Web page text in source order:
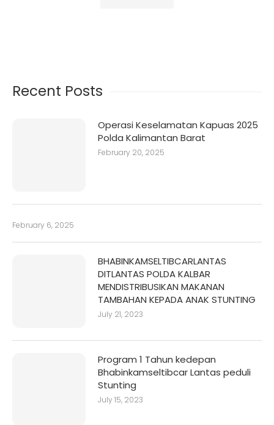
Recent Posts
Operasi Keselamatan Kapuas 2025
Polda Kalimantan Barat
February 20, 2025
February 6, 2025
BHABINKAMSELTIBCARLANTAS
DITLANTAS POLDA KALBAR
MENDISTRIBUSIKAN MAKANAN
TAMBAHAN KEPADA ANAK STUNTING
July 21, 2023
Program 1 Tahun kedepan
Bhabinkamseltibcar Lantas peduli
Stunting
July 15, 2023